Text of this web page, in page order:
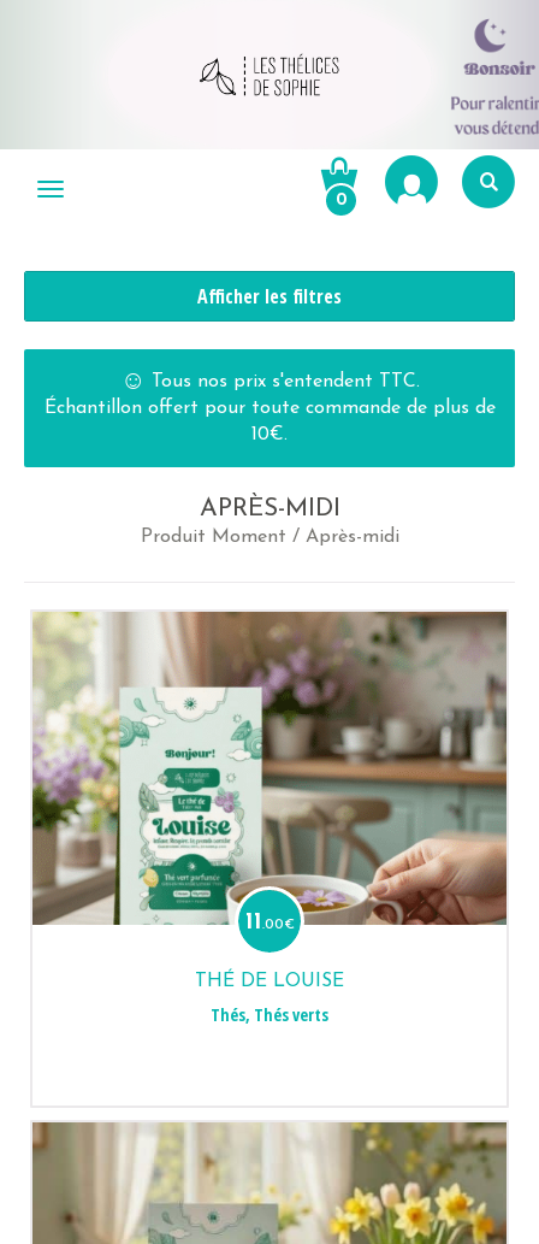
Menu 0
Afficher les filtres
☺
Tous nos prix s'entendent TTC.
Échantillon offert pour toute commande de plus de
10€.
APRÈS-MIDI
Produit Moment / Après-midi
11 .00€
THÉ DE LOUISE
Thés, Thés verts